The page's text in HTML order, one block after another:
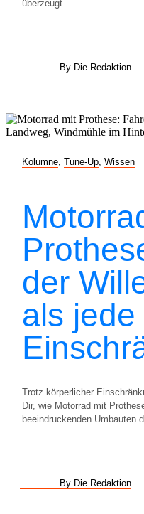
überzeugt.
By Die Redaktion
Kolumne Tune-Up Wissen
der
als jede
Trotz körperlicher
Dir, wie Motorrad mit
beeindruckenden Umbauten
By Die Redaktion